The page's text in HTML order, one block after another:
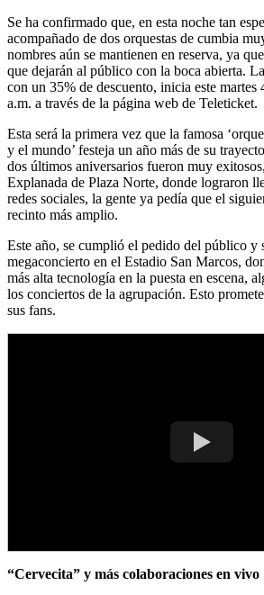
Se ha confirmado que, en esta noche tan
acompañado de dos orquestas de cumbia
nombres aún se mantienen en reserva, ya
que dejarán al público con la boca abierta.
con un 35% de descuento, inicia este martes
a.m. a través de la página web de Teleticket.
Esta será la primera vez que la famosa
y el mundo’ festeja un año más de su
dos últimos aniversarios fueron muy
Explanada de Plaza Norte, donde lograron
redes sociales, la gente ya pedía que el
recinto más amplio.
Este año, se cumplió el pedido del público y
megaconcierto en el Estadio San Marcos,
más alta tecnología en la puesta en escena,
los conciertos de la agrupación. Esto
sus fans.
“Cervecita” y más colaboraciones en vivo